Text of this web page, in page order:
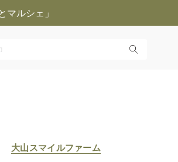
ルシェ」
大山スマイルファーム